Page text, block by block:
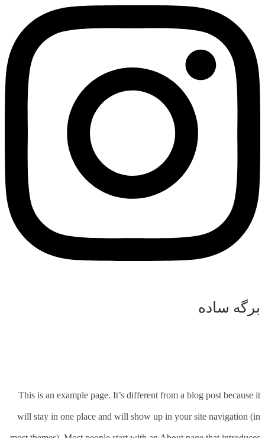
برگه ساده
This is an example page. It’s different from a blog post because it
will stay in one place and will show up in your site navigation (in